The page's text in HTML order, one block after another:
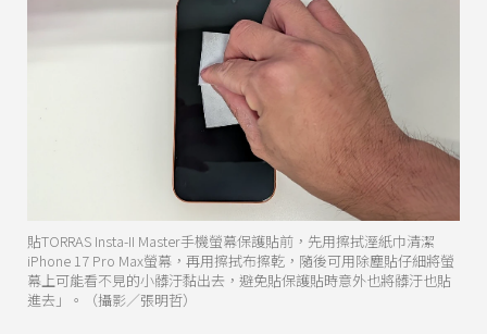
貼TORRAS Insta-II Master手機螢幕保護貼前，先用擦拭溼紙巾清潔
iPhone 17 Pro Max螢幕，再用擦拭布擦乾，隨後可用除塵貼仔細將螢
幕上可能看不見的小髒汙黏出去，避免貼保護貼時意外也將髒汙也貼
進去」。（攝影／張明哲）